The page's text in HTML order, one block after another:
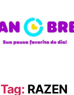
A
Tag: RAZEN